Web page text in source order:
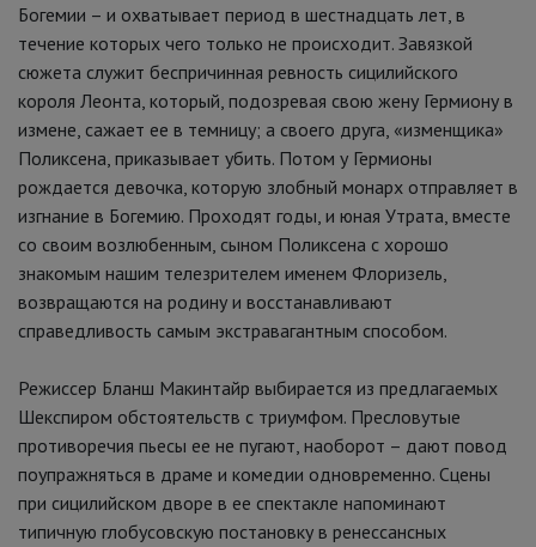
Богемии – и охватывает период в шестнадцать лет, в
течение которых чего только не происходит. Завязкой
сюжета служит беспричинная ревность сицилийского
короля Леонта, который, подозревая свою жену Гермиону в
измене, сажает ее в темницу; а своего друга, «изменщика»
Поликсена, приказывает убить. Потом у Гермионы
рождается девочка, которую злобный монарх отправляет в
изгнание в Богемию. Проходят годы, и юная Утрата, вместе
со своим возлюбенным, сыном Поликсена с хорошо
знакомым нашим телезрителем именем Флоризель,
возвращаются на родину и восстанавливают
справедливость самым экстравагантным способом.
Режиссер Бланш Макинтайр выбирается из предлагаемых
Шекспиром обстоятельств с триумфом. Пресловутые
противоречия пьесы ее не пугают, наоборот – дают повод
поупражняться в драме и комедии одновременно. Сцены
при сицилийском дворе в ее спектакле напоминают
типичную глобусовскую постановку в ренессансных